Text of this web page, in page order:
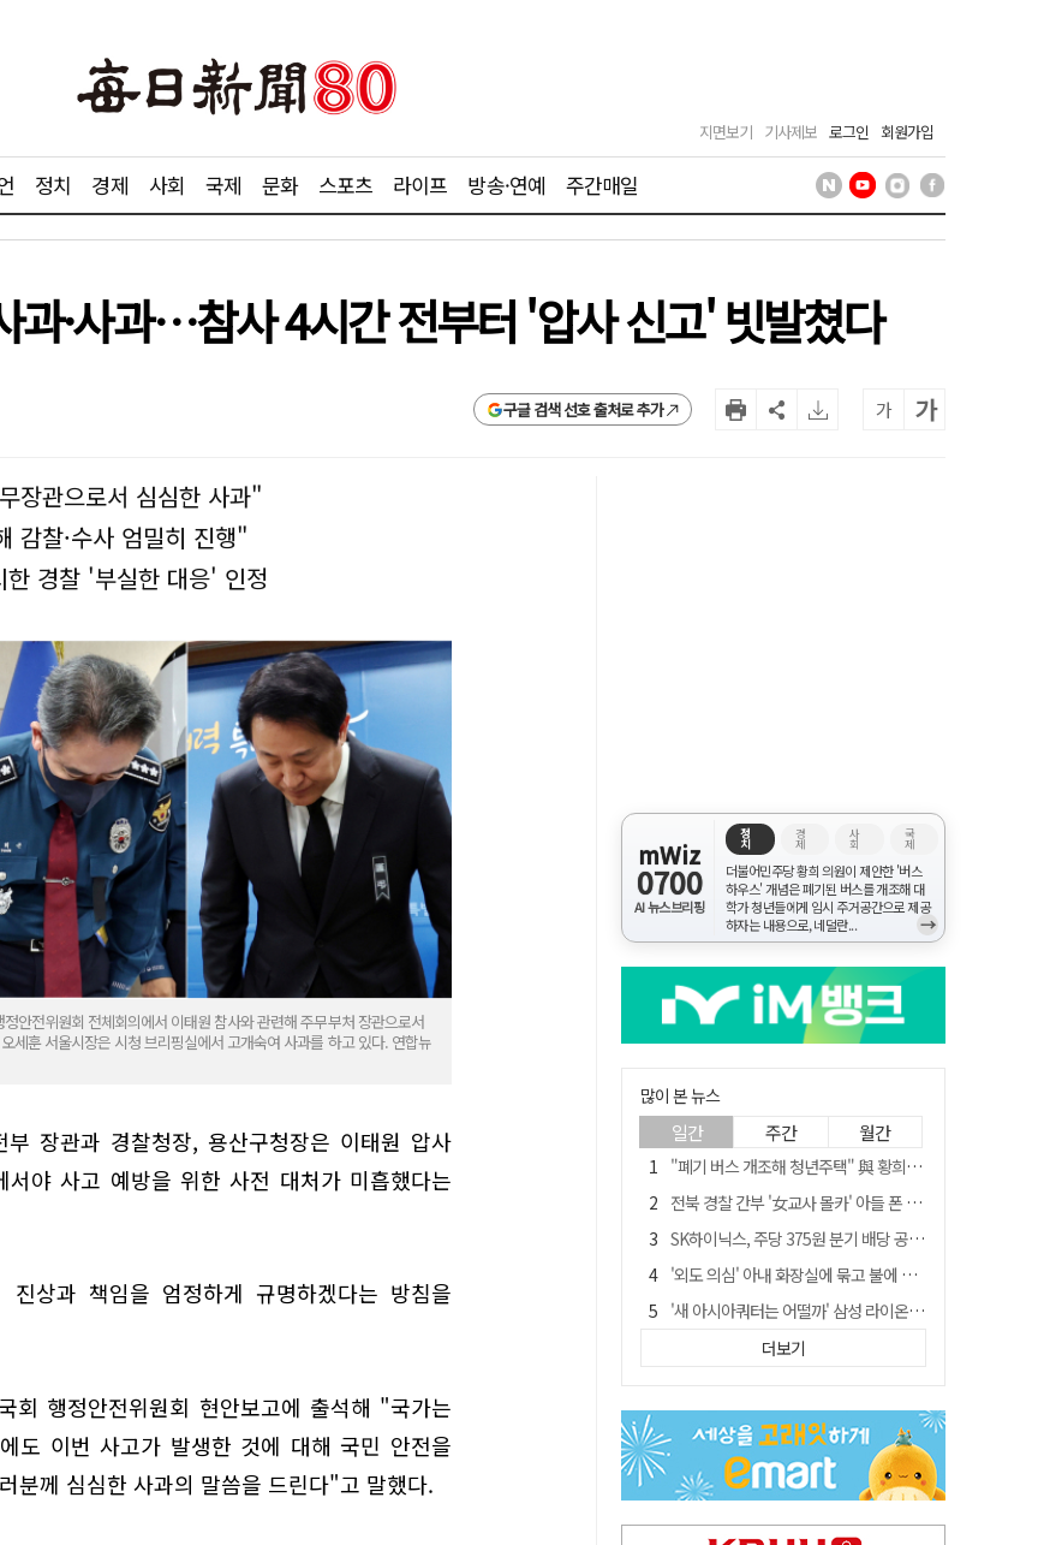
지면보기 기사제보 로그인 회원가입
정치 경제 사회 국제 문화 스포츠 라이프 방송·연예 주간매일
과·사과…참사 4시간 전부터 '압사 신고' 빗발쳤다
구글 검색 선호 출처로 추가 가 가
장관으로서 심심한 사과"
감찰·수사 엄밀히 진행"
경찰 '부실한 대응' 인정
안전위원회 전체회의에서 이태원 참사와 관련해 주무부처 장관으로서
세훈 서울시장은 시청 브리핑실에서 고개숙여 사과를 하고 있다. 연합뉴
장관과 경찰청장, 용산구청장은 이태원 압사
야 사고 예방을 위한 사전 대처가 미흡했다는
상과 책임을 엄정하게 규명하겠다는 방침을
회 행정안전위원회 현안보고에 출석해 "국가는
도 이번 사고가 발생한 것에 대해 국민 안전을
분께 심심한 사과의 말씀을 드린다"고 말했다.
mWiz
0700
AI 뉴스브리핑
정
치
경
제
사
회
국
제
더불어민주당 황희 의원이 제안한 '버스
하우스' 개념은 폐기된 버스를 개조해 대
학가 청년들에게 임시 주거공간으로 제공
하자는 내용으로, 네덜란...
→
많이 본 뉴스
일간 주간 월간
"폐기 버스 개조해 청년주택" 與 황희…'딸 학비는 年 4200만원'
전북 경찰 간부 '女교사 몰카' 아들 폰 부수고…"처벌 못하는 사안" 내부망에 글
SK하이닉스, 주당 375원 분기 배당 공시…"3분기 중 주주환원 방안 확정"
'외도 의심' 아내 화장실에 묶고 불에 달군 공구로 고문…남편 검거
'새 아시아쿼터는 어떨까' 삼성 라이온즈, 새 얼굴 투수 미야모리 영입
박권현 청도군수, '햇빛 연금 사업' 공약 시동걸어
봉화서 주택 에어컨 실외기에서 시작된 불… 주택 화재로 번져
[시사뒷담] MOU의 함정, 협약식이 투자 확정은 아니긴 해
경찰, 9월 초부터 상피제 전격 실시…가족 사건 수사 못해
더보기